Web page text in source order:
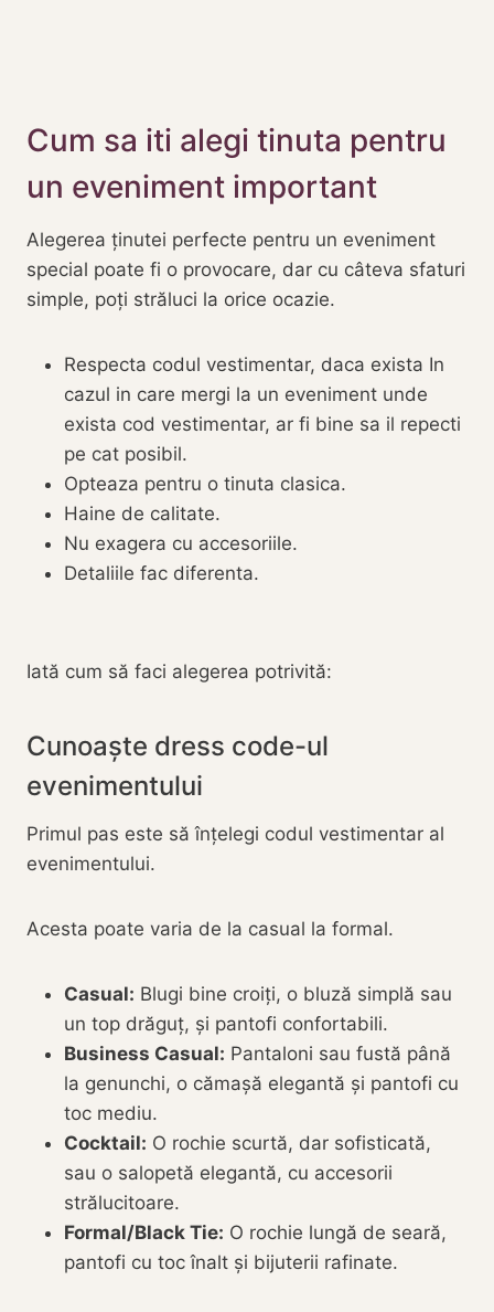
Cum sa iti alegi tinuta pentru
un eveniment important
Alegerea ținutei perfecte pentru un eveniment
special poate fi o provocare, dar cu câteva sfaturi
simple, poți străluci la orice ocazie.
Respecta codul vestimentar, daca exista In
cazul in care mergi la un eveniment unde
exista cod vestimentar, ar fi bine sa il repecti
pe cat posibil.
Opteaza pentru o tinuta clasica.
Haine de calitate.
Nu exagera cu accesoriile.
Detaliile fac diferenta.
Iată cum să faci alegerea potrivită:
Cunoaște dress code-ul
evenimentului
Primul pas este să înțelegi codul vestimentar al
evenimentului.
Acesta poate varia de la casual la formal.
Casual: Blugi bine croiți, o bluză simplă sau
un top drăguț, și pantofi confortabili.
Business Casual: Pantaloni sau fustă până
la genunchi, o cămașă elegantă și pantofi cu
toc mediu.
Cocktail: O rochie scurtă, dar sofisticată,
sau o salopetă elegantă, cu accesorii
strălucitoare.
Formal/Black Tie: O rochie lungă de seară,
pantofi cu toc înalt și bijuterii rafinate.